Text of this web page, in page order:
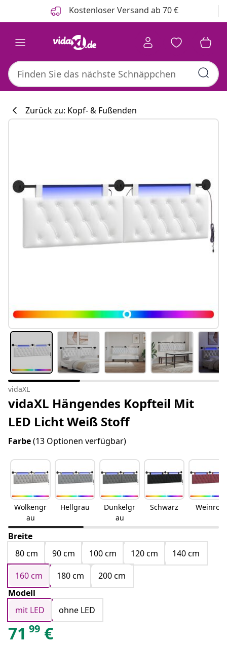
Kostenloser Versand ab 70 €
Zurück zu: Kopf- & Fußenden
vidaXL
vidaXL Hängendes Kopfteil Mit
LED Licht Weiß Stoff
Farbe(13 Optionen verfügbar)
Wolkengr
au
Hellgrau
Dunkelgr
au
Schwarz Weinrot
Breite
80 cm
90 cm 100 cm 120 cm
140 cm
160 cm
180 cm
200 cm
Modell
mit LED
ohne LED
71 99 €